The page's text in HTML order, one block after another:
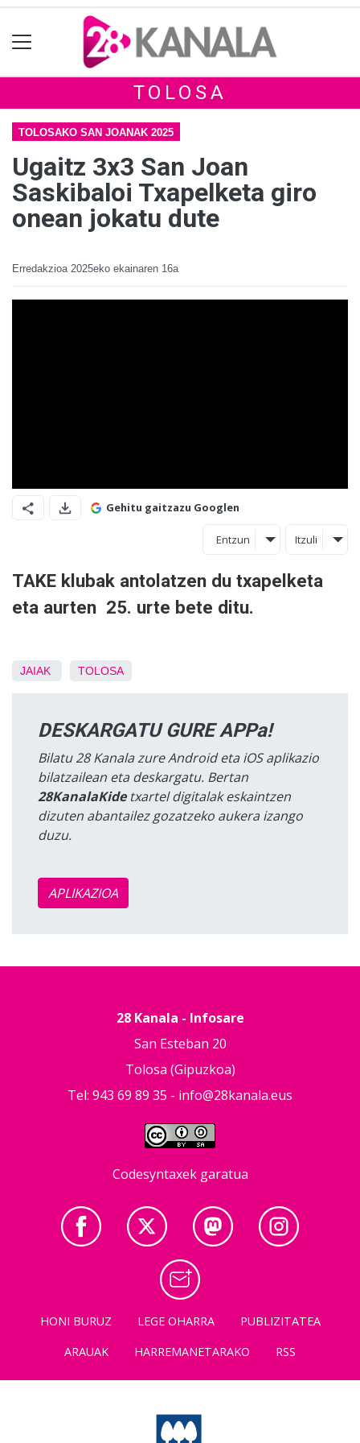
TOLOSA
TOLOSAKO SAN JOANAK 2025
Ugaitz 3x3 San Joan
Saskibaloi Txapelketa giro
onean jokatu dute
Erredakzioa 2025eko ekainaren 16a
Gehitu gaitzazu Googlen
Entzun Itzuli
TAKE klubak antolatzen du txapelketa
eta aurten 25. urte bete ditu.
JAIAK TOLOSA
DESKARGATU GURE APPa!
Bilatu 28 Kanala zure Android eta iOS aplikazio
bilatzailean eta deskargatu. Bertan
28KanalaKidetxartel digitalak eskaintzen
dizuten abantailez gozatzeko aukera izango
duzu.
APLIKAZIOA
28 Kanala - Infosare
San Esteban 20
Tolosa (Gipuzkoa)
Tel: 943 69 89 35 - info@28kanala.eus
Codesyntaxek garatua
HONI BURUZ LEGE OHARRA
PUBLIZITATEA
ARAUAK
HARREMANETARAKO RSS